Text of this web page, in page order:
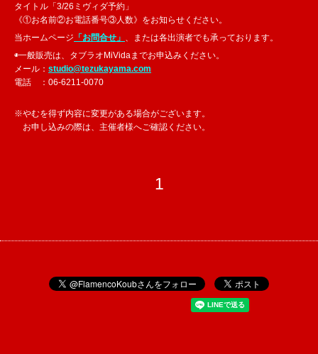
タイトル「3/26ミヴィダ予約」
《①お名前②お電話番号③人数》をお知らせください。
当ホームページ 「お問合せ」
、または各出演者でも承っております。
◉一般販売は、タブラオMiVidaまでお申込みください。
メール： studio@tezukayama.com
電話 ：06-6211-0070
※やむを得ず内容に変更がある場合がございます。
お申し込みの際は、主催者様へご確認ください。
1